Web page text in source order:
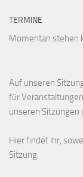
TERMINE
Momentan stehen
Auf unseren
für
unseren Sitzungen
Hier findet ihr,
Sitzung.